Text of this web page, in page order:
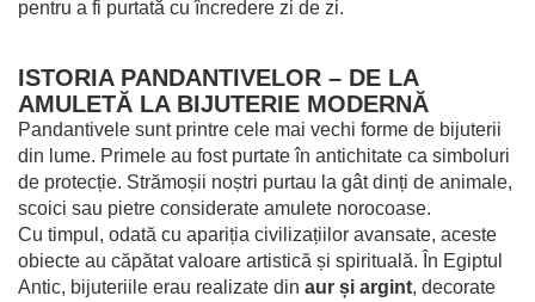
pentru a fi purtată cu încredere zi de zi.
ISTORIA PANDANTIVELOR – DE LA
AMULETĂ LA BIJUTERIE MODERNĂ
Pandantivele sunt printre cele mai vechi forme de bijuterii
din lume. Primele au fost purtate în antichitate ca simboluri
de protecție. Strămoșii noștri purtau la gât dinți de animale,
scoici sau pietre considerate amulete norocoase.
Cu timpul, odată cu apariția civilizațiilor avansate, aceste
obiecte au căpătat valoare artistică și spirituală. În Egiptul
Antic, bijuteriile erau realizate din aur și argint, decorate